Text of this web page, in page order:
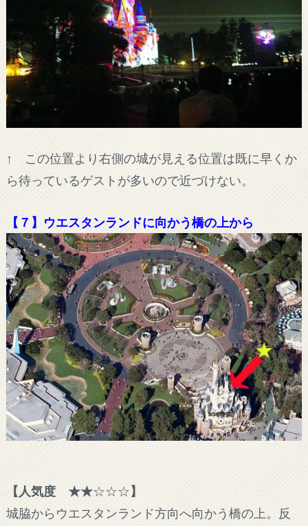
↑ この位置より右側の城が見える位置は既に早くか
ら待っているゲストが多いので近づけない。
【７】ウエスタンランドに向かう橋の上から
【人気度 ★★☆☆☆】
城脇からウエスタンランド方向へ向かう橋の上。反